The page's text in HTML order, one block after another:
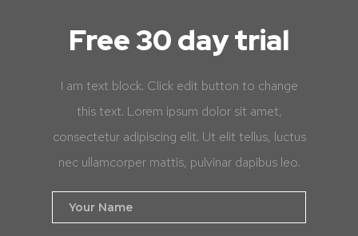
Free 30 day trial
I am text block. Click edit button to change
this text. Lorem ipsum dolor sit amet,
consectetur adipiscing elit. Ut elit tellus, luctus
nec ullamcorper mattis, pulvinar dapibus leo.